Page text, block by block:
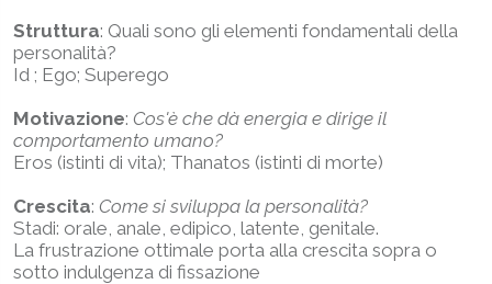
Struttura: Quali sono gli elementi fondamentali della
personalità?
Id ; Ego; Superego
Motivazione: Cos'è che dà energia e dirige il
comportamento umano?
Eros (istinti di vita); Thanatos (istinti di morte)
Crescita: Come si sviluppa la personalità?
Stadi: orale, anale, edipico, latente, genitale.
La frustrazione ottimale porta alla crescita sopra o
sotto indulgenza di fissazione